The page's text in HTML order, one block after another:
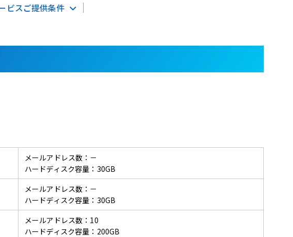
ビスご提供条件
メールアドレス数：－
ハードディスク容量：30GB
メールアドレス数：－
ハードディスク容量：30GB
メールアドレス数：10
ハードディスク容量：200GB